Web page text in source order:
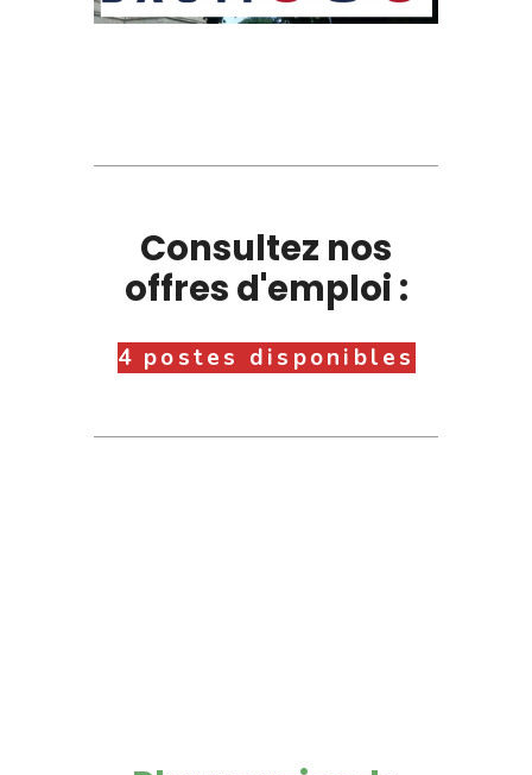
Consultez nos
offres d'emploi :
4 postes disponibles